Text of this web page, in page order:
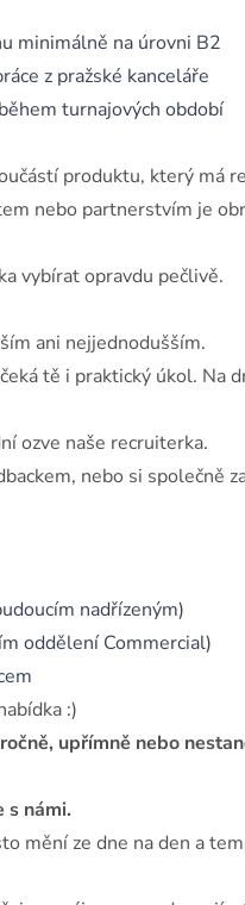
minimálně na úrovni B2
z pražské kanceláře
turnajových období
produktu, který má
nebo partnerstvím je
vybírat opravdu pečlivě.
ani nejjednodušším.
tě i praktický úkol. Na
ozve naše recruiterka.
nebo si společně
nadřízeným)
oddělení Commercial)
:)
upřímně nebo
s námi.
mění ze dne na den a